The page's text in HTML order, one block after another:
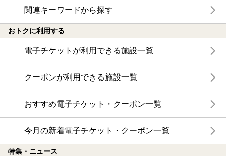
関連キーワードから探す
おトクに利用する
電子チケットが利用できる施設一覧
クーポンが利用できる施設一覧
おすすめ電子チケット・クーポン一覧
今月の新着電子チケット・クーポン一覧
特集・ニュース